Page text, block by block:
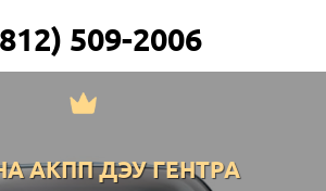
509-2006
АКПП ДЭУ ГЕНТРА